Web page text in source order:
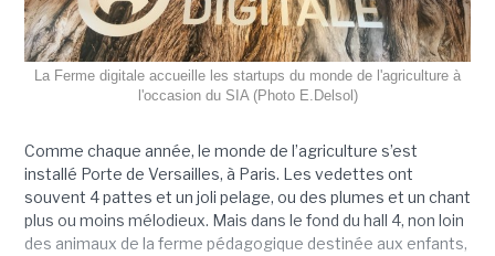
La Ferme digitale accueille les startups du monde de l'agriculture à
l'occasion du SIA (Photo E.Delsol)
Comme chaque année, le monde de l’agriculture s’est
installé Porte de Versailles, à Paris. Les vedettes ont
souvent 4 pattes et un joli pelage, ou des plumes et un chant
plus ou moins mélodieux. Mais dans le fond du hall 4, non loin
des animaux de la ferme pédagogique destinée aux enfants,